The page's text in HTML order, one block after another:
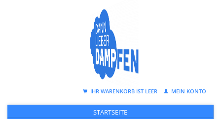
IHR WARENKORB IST LEER MEIN KONTO
STARTSEITE